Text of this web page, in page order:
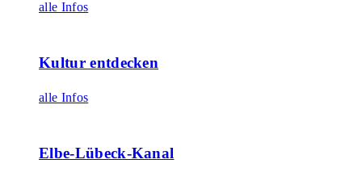
alle Infos
Kultur entdecken
alle Infos
Elbe-Lübeck-Kanal